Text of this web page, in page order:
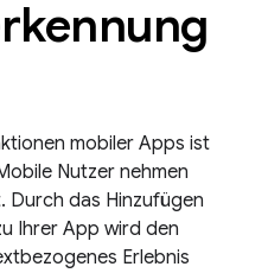
mobiler Apps ist
Nutzer nehmen
Durch das Hinzufügen
Ihrer App wird den
Erlebnis